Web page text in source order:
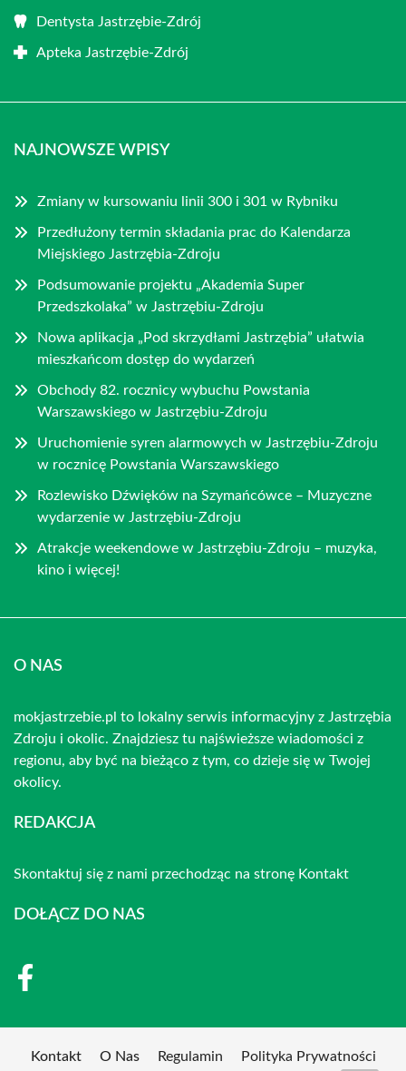
Dentysta Jastrzębie-Zdrój
Apteka Jastrzębie-Zdrój
NAJNOWSZE WPISY
Zmiany w kursowaniu linii 300 i 301 w Rybniku
Przedłużony termin składania prac do Kalendarza
Miejskiego Jastrzębia-Zdroju
Podsumowanie projektu „Akademia Super
Przedszkolaka” w Jastrzębiu-Zdroju
Nowa aplikacja „Pod skrzydłami Jastrzębia” ułatwia
mieszkańcom dostęp do wydarzeń
Obchody 82. rocznicy wybuchu Powstania
Warszawskiego w Jastrzębiu-Zdroju
Uruchomienie syren alarmowych w Jastrzębiu-Zdroju
w rocznicę Powstania Warszawskiego
Rozlewisko Dźwięków na Szymańcówce – Muzyczne
wydarzenie w Jastrzębiu-Zdroju
Atrakcje weekendowe w Jastrzębiu-Zdroju – muzyka,
kino i więcej!
O NAS
mokjastrzebie.pl to lokalny serwis informacyjny z Jastrzębia
Zdroju i okolic. Znajdziesz tu najświeższe wiadomości z
regionu, aby być na bieżąco z tym, co dzieje się w Twojej
okolicy.
REDAKCJA
Skontaktuj się z nami przechodząc na stronę Kontakt
DOŁĄCZ DO NAS
Kontakt O Nas Regulamin Polityka Prywatności